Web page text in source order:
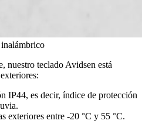
nuestro teclado Avidsen está
IP44, es decir, índice de protección
exteriores entre -20 °C y 55 °C.